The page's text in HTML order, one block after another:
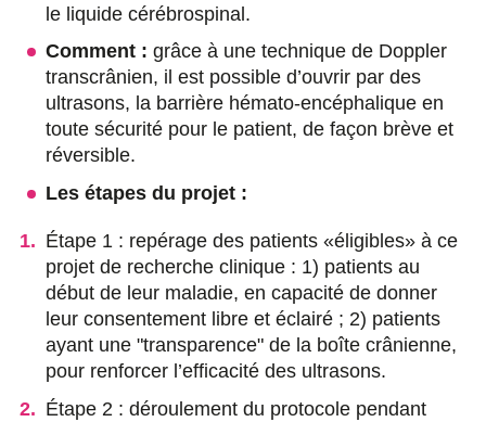
le liquide cérébrospinal.
Comment : grâce à une technique de Doppler
transcrânien, il est possible d’ouvrir par des
ultrasons, la barrière hémato-encéphalique en
toute sécurité pour le patient, de façon brève et
réversible.
Les étapes du projet :
Étape 1 : repérage des patients «éligibles» à ce
projet de recherche clinique : 1) patients au
début de leur maladie, en capacité de donner
leur consentement libre et éclairé ; 2) patients
ayant une "transparence" de la boîte crânienne,
pour renforcer l’efficacité des ultrasons.
Étape 2 : déroulement du protocole pendant